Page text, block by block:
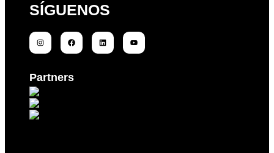
SÍGUENOS
Partners